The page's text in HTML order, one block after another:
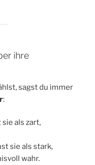
ihre
sagst du immer
:
als zart,
sie als stark,
wahr.